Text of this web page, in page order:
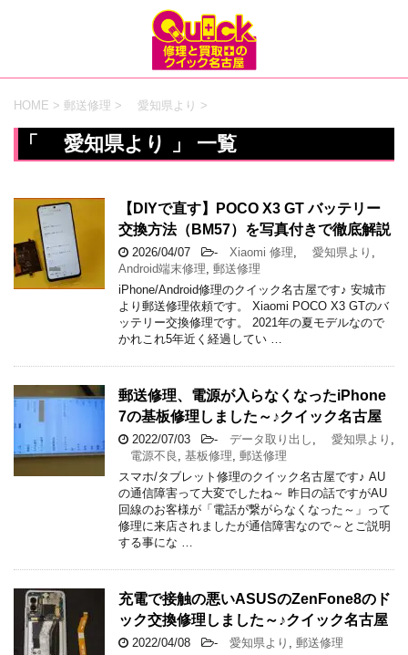
HOME > 郵送修理 > 愛知県より >
「 愛知県より 」 一覧
【DIYで直す】POCO X3 GT バッテリー
交換方法（BM57）を写真付きで徹底解説
2026/04/07 - Xiaomi 修理 愛知県より
Android端末修理 郵送修理
iPhone/Android修理のクイック名古屋です♪ 安城市
より郵送修理依頼です。 Xiaomi POCO X3 GTのバ
ッテリー交換修理です。 2021年の夏モデルなので
かれこれ5年近く経過してい …
郵送修理、電源が入らなくなったiPhone
7の基板修理しました～♪クイック名古屋
2022/07/03 - データ取り出し 愛知県より
電源不良
基板修理 郵送修理
スマホ/タブレット修理のクイック名古屋です♪ AU
の通信障害って大変でしたね～ 昨日の話ですがAU
回線のお客様が「電話が繋がらなくなった～」って
修理に来店されましたが通信障害なので～とご説明
する事にな …
充電で接触の悪いASUSのZenFone8のド
ック交換修理しました～♪クイック名古屋
2022/04/08 - 愛知県より
郵送修理